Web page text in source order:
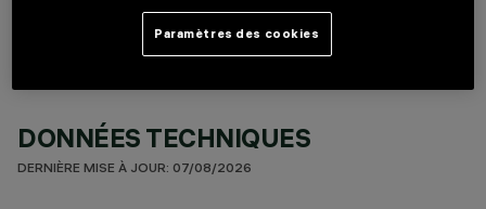
DONNÉES TECHNIQUES
DERNIÈRE MISE À JOUR: 07/08/2026
Paramètres des cookies